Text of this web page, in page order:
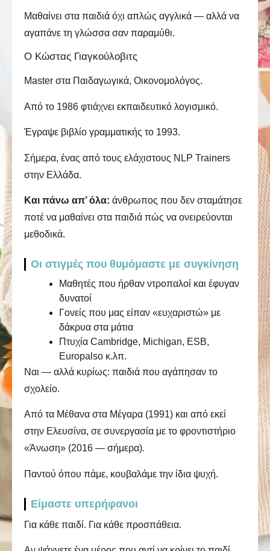
Μαθαίνει στα παιδιά όχι απλώς αγγλικά — αλλά να
αγαπάνε τη γλώσσα σαν παραμύθι.
Ο Κώστας Γιαγκούλοβιτς
Master στα Παιδαγωγικά, Οικονομολόγος.
Από το 1986 φτιάχνει εκπαιδευτικό λογισμικό.
Έγραψε βιβλίο γραμματικής το 1993.
Σήμερα, ένας από τους ελάχιστους NLP Trainers
στην Ελλάδα.
Και πάνω απ’ όλα: άνθρωπος που δεν σταμάτησε
ποτέ να μαθαίνει στα παιδιά πώς να ονειρεύονται
μεθοδικά.
Οι στιγμές που θυμόμαστε με συγκίνηση
Μαθητές που ήρθαν ντροπαλοί και έφυγαν
δυνατοί
Γονείς που μας είπαν «ευχαριστώ» με
δάκρυα στα μάτια
Πτυχία Cambridge, Michigan, ESB,
Europalso κ.λπ.
Ναι — αλλά κυρίως: παιδιά που αγάπησαν το
σχολείο.
Από τα Μέθανα στα Μέγαρα (1991) και από εκεί
στην Ελευσίνα, σε συνεργασία με το φροντιστήριο
«Άνωση» (2016 — σήμερα).
Παντού όπου πάμε, κουβαλάμε την ίδια ψυχή.
Είμαστε υπερήφανοι
Για κάθε παιδί. Για κάθε προσπάθεια.